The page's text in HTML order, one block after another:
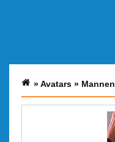
»Avatars » Mannen